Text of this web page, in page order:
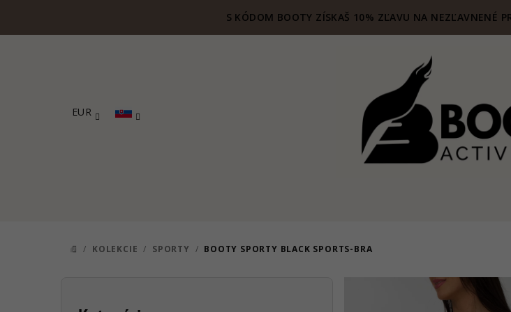
S KÓDOM BOOTY ZÍSKAŠ 10% ZĽAVU NA NEZĽAVNENÉ
EUR
DOMOV
/ KOLEKCIE / SPORTY / BOOTY SPORTY BLACK SPORTS-BRA